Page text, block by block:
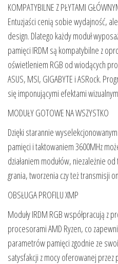
KOMPATYBILNE Z PŁYTAMI
Entuzjaści cenią sobie wydajność,
design. Dlatego każdy moduł
pamięci IRDM są kompatybilne z
oświetleniem RGB od wiodących
ASUS, MSI, GIGABYTE i ASRock.
się imponującymi efektami
MODUŁY GOTOWE NA WSZYSTKO
Dzięki starannie
pamięci i taktowaniem 3600MHz
działaniem modułów, niezależnie
grania, tworzenia czy też transmisji
OBSŁUGA PROFILU XMP
Moduły IRDM RGB współpracują z
procesorami AMD Ryzen, co
parametrów pamięci zgodnie ze
satysfakcji z mocy oferowanej przez